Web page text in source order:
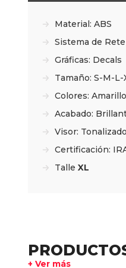
Material: ABS
Sistema de
Gráficas: Decals
Tamaño: S-M-L-
Colores:
Acabado:
Visor:
Certificación:
Talle XL
+ Ver más